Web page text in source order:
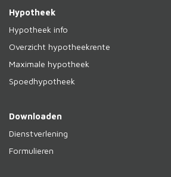
Hypotheek
Hypotheek info
Overzicht hypotheekrente
Maximale hypotheek
Spoedhypotheek
Downloaden
Dienstverlening
Formulieren